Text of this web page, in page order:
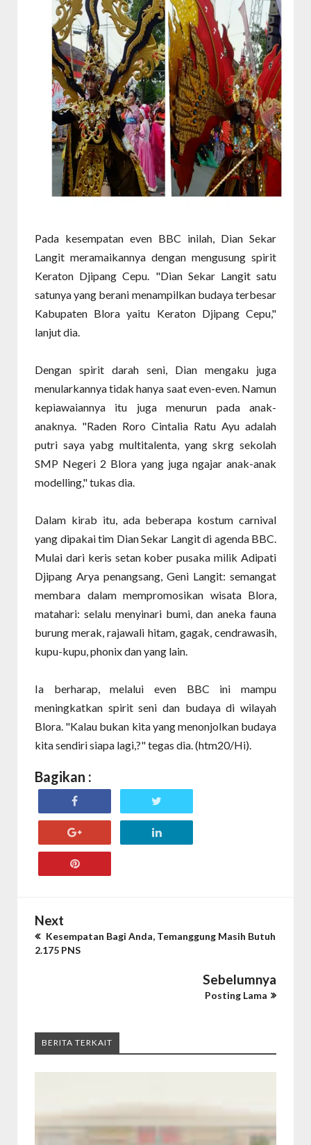
Pada kesempatan even BBC inilah, Dian Sekar
Langit meramaikannya dengan mengusung spirit
Keraton Djipang Cepu. "Dian Sekar Langit satu
satunya yang berani menampilkan budaya terbesar
Kabupaten Blora yaitu Keraton Djipang Cepu,"
lanjut dia.
Dengan spirit darah seni, Dian mengaku juga
menularkannya tidak hanya saat even-even. Namun
kepiawaiannya itu juga menurun pada anak-
anaknya. "Raden Roro Cintalia Ratu Ayu adalah
putri saya yabg multitalenta, yang skrg sekolah
SMP Negeri 2 Blora yang juga ngajar anak-anak
modelling," tukas dia.
Dalam kirab itu, ada beberapa kostum carnival
yang dipakai tim Dian Sekar Langit di agenda BBC.
Mulai dari keris setan kober pusaka milik Adipati
Djipang Arya penangsang, Geni Langit: semangat
membara dalam mempromosikan wisata Blora,
matahari: selalu menyinari bumi, dan aneka fauna
burung merak, rajawali hitam, gagak, cendrawasih,
kupu-kupu, phonix dan yang lain.
Ia berharap, melalui even BBC ini mampu
meningkatkan spirit seni dan budaya di wilayah
Blora. "Kalau bukan kita yang menonjolkan budaya
kita sendiri siapa lagi,?" tegas dia. (htm20/Hi).
Bagikan :
Next
Kesempatan Bagi Anda, Temanggung Masih Butuh
2.175 PNS
Sebelumnya
Posting Lama
BERITA TERKAIT